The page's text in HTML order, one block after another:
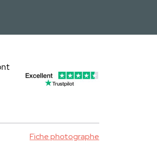
Fiche photographe